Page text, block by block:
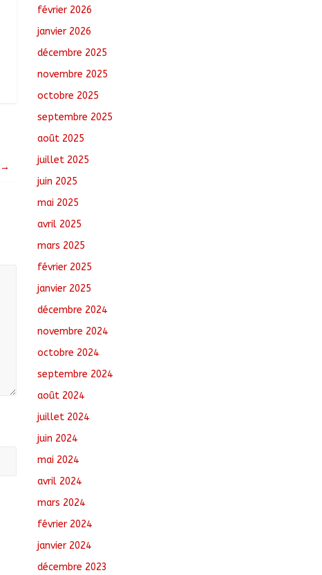
→
Comments
février 2026
janvier 2026
décembre 2025
novembre 2025
octobre 2025
septembre 2025
août 2025
juillet 2025
juin 2025
mai 2025
avril 2025
mars 2025
février 2025
janvier 2025
décembre 2024
novembre 2024
octobre 2024
septembre 2024
août 2024
juillet 2024
juin 2024
mai 2024
avril 2024
mars 2024
février 2024
janvier 2024
décembre 2023